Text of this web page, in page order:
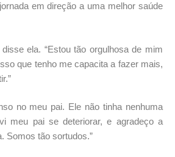
em direção a uma melhor saúde
disse ela. “Estou tão orgulhosa de mim
que tenho me capacita a fazer mais,
no meu pai. Ele não tinha nenhuma
meu pai se deteriorar, e agradeço a
Somos tão sortudos.”